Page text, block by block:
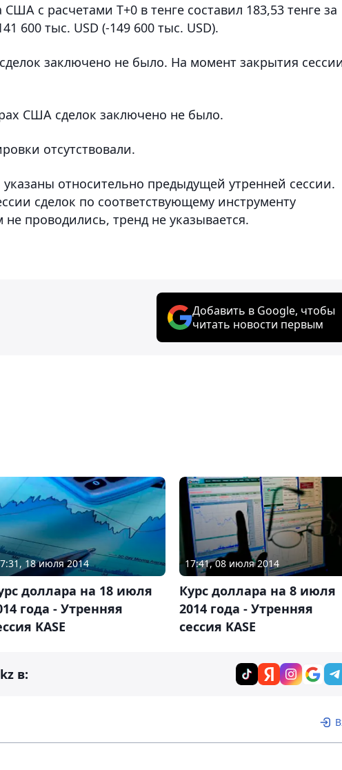
с расчетами T+0 в тенге составил 183,53 тенге за
600 тыс. USD (-149 600 тыс. USD).
заключено не было. На момент закрытия
США сделок заключено не было.
отсутствовали.
относительно предыдущей утренней сессии.
сделок по соответствующему инструменту
проводились, тренд не указывается.
Добавить в Google, чтобы
читать новости первым
18 июля 2014
доллара на 18 июля
года - Утренняя
KASE
17:41, 08 июля 2014
Курс доллара на 8 июля
2014 года - Утренняя
сессия KASE
в: